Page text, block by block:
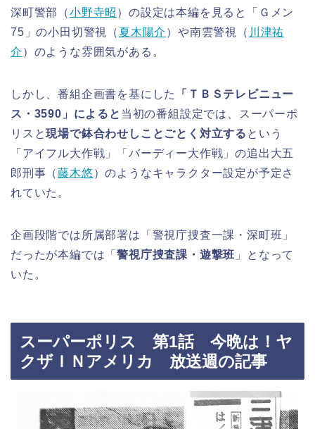
深町警部（小野寺昭 ）の設定は本編を見ると「Ｇメン
75」の小田切警視（ 夏木陽介 ）や南雲警視（ 川津祐
介 ）のような雰囲気がある。
しかし、番組企画書を基にした
「ＴＢＳテレビニュー
ス・3590」によると 当初の番組設定では、スーパーポ
リスと現場で鉢合わせしことごとく対立する という
「アイフル大作戦」「バーディー大作戦」の追出大五
郎刑事（藤木悠 ）のようなキャラクター設定が予定さ
れていた。
企画段階では所属部署は「警視庁捜査一課・深町班」
だったが本編では「警視庁捜査課・遊撃班 」となって
いた。
スーパーポリス 第1話 今晩は！ヤ
クザＩＮアメリカ 放送週の記事